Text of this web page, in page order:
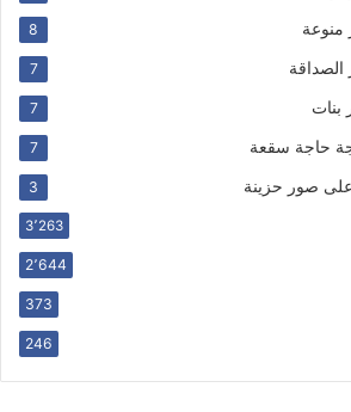
8
7
7
حاجة سقعة 7
صور حزينة 3
3٬263
2٬644
373
246